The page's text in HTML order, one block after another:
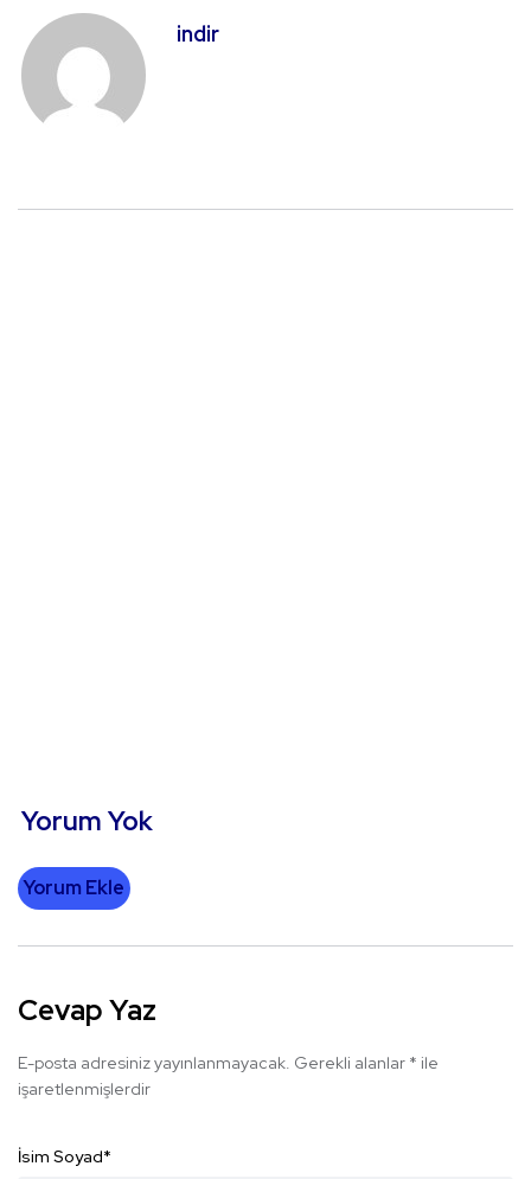
indir
Yorum Yok
Yorum Ekle
Cevap Yaz
E-posta adresiniz yayınlanmayacak. Gerekli alanlar * ile
işaretlenmişlerdir
İsim Soyad*